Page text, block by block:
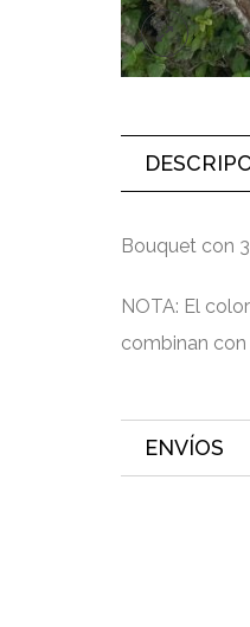
Bouquet con
NOTA: El
combinan con
ENVÍOS